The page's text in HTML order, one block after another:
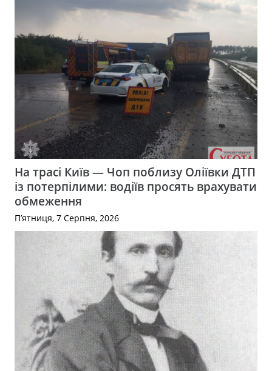
На трасі Київ — Чоп поблизу Оліївки ДТП
із потерпілими: водіїв просять врахувати
обмеження
П’ятниця, 7 Серпня, 2026